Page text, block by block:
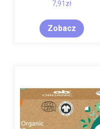
7,91 zł
Zobacz